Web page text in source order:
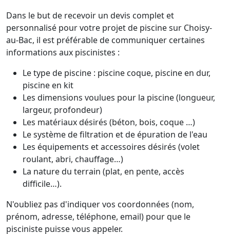
Dans le but de recevoir un devis complet et
personnalisé pour votre projet de piscine sur Choisy-
au-Bac, il est préférable de communiquer certaines
informations aux piscinistes :
Le type de piscine : piscine coque, piscine en dur,
piscine en kit
Les dimensions voulues pour la piscine (longueur,
largeur, profondeur)
Les matériaux désirés (béton, bois, coque …)
Le système de filtration et de épuration de l'eau
Les équipements et accessoires désirés (volet
roulant, abri, chauffage…)
La nature du terrain (plat, en pente, accès
difficile…).
N'oubliez pas d'indiquer vos coordonnées (nom,
prénom, adresse, téléphone, email) pour que le
pisciniste puisse vous appeler.